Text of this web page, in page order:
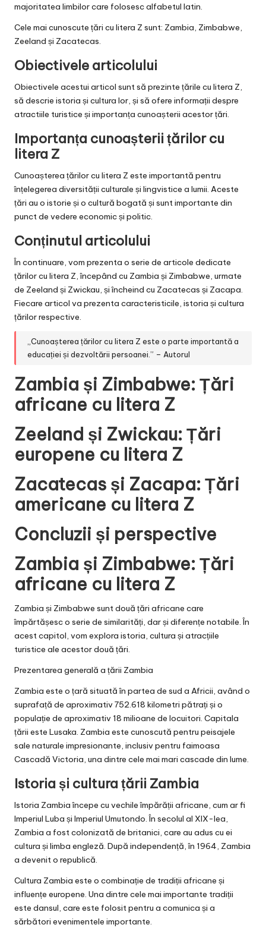
majoritatea limbilor care folosesc alfabetul latin.
Cele mai cunoscute țări cu litera Z sunt: Zambia, Zimbabwe,
Zeeland și Zacatecas.
Obiectivele articolului
Obiectivele acestui articol sunt să prezinte țările cu litera Z,
să descrie istoria și cultura lor, și să ofere informații despre
atractiile turistice și importanța cunoașterii acestor țări.
Importanța cunoașterii țărilor cu
litera Z
Cunoașterea țărilor cu litera Z este importantă pentru
înțelegerea diversității culturale și lingvistice a lumii. Aceste
țări au o istorie și o cultură bogată și sunt importante din
punct de vedere economic și politic.
Conținutul articolului
În continuare, vom prezenta o serie de articole dedicate
țărilor cu litera Z, începând cu Zambia și Zimbabwe, urmate
de Zeeland și Zwickau, și încheind cu Zacatecas și Zacapa.
Fiecare articol va prezenta caracteristicile, istoria și cultura
țărilor respective.
„Cunoașterea țărilor cu litera Z este o parte importantă a
educației și dezvoltării persoanei.” – Autorul
Zambia și Zimbabwe: Țări
africane cu litera Z
Zeeland și Zwickau: Țări
europene cu litera Z
Zacatecas și Zacapa: Țări
americane cu litera Z
Concluzii și perspective
Zambia și Zimbabwe: Țări
africane cu litera Z
Zambia și Zimbabwe sunt două țări africane care
împărtășesc o serie de similarități, dar și diferențe notabile. În
acest capitol, vom explora istoria, cultura și atracțiile
turistice ale acestor două țări.
Prezentarea generală a țării Zambia
Zambia este o țară situată în partea de sud a Africii, având o
suprafață de aproximativ 752.618 kilometri pătrați și o
populație de aproximativ 18 milioane de locuitori. Capitala
țării este Lusaka. Zambia este cunoscută pentru peisajele
sale naturale impresionante, inclusiv pentru faimoasa
Cascadă Victoria, una dintre cele mai mari cascade din lume.
Istoria și cultura țării Zambia
Istoria Zambia începe cu vechile împărății africane, cum ar fi
Imperiul Luba și Imperiul Umutondo. În secolul al XIX-lea,
Zambia a fost colonizată de britanici, care au adus cu ei
cultura și limba engleză. După independență, în 1964, Zambia
a devenit o republică.
Cultura Zambia este o combinație de tradiții africane și
influențe europene. Una dintre cele mai importante tradiții
este dansul, care este folosit pentru a comunica și a
sărbători evenimentele importante.